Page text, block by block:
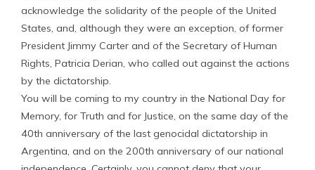
acknowledge the solidarity of the people of the United
States, and, although they were an exception, of former
President Jimmy Carter and of the Secretary of Human
Rights, Patricia Derian, who called out against the actions
by the dictatorship.
You will be coming to my country in the National Day for
Memory, for Truth and for Justice, on the same day of the
40th anniversary of the last genocidal dictatorship in
Argentina, and on the 200th anniversary of our national